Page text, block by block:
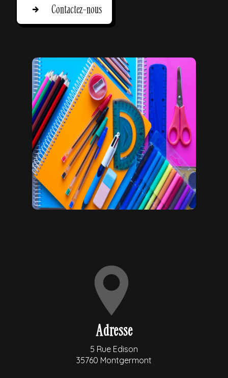
Contactez-nous
Adresse
5 Rue Edison
35760 Montgermont